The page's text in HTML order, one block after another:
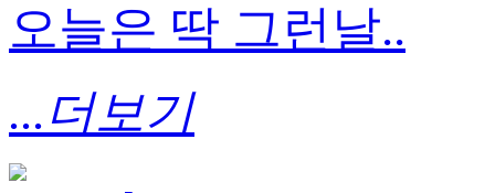
오늘은 딱 그런날..
...더보기